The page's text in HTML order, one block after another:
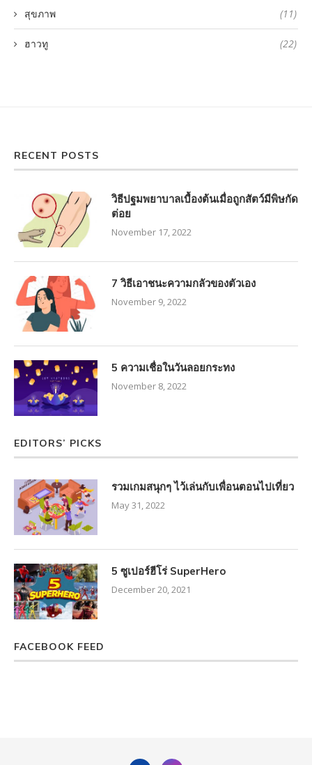
สุขภาพ (11)
ฮาวทู (22)
RECENT POSTS
วิธีปฐมพยาบาลเบื้องต้นเมื่อถูกสัตว์มีพิษกัด
ต่อย
November 17, 2022
7 วิธีเอาชนะความกลัวของตัวเอง
November 9, 2022
5 ความเชื่อในวันลอยกระทง
November 8, 2022
EDITORS’ PICKS
รวมเกมสนุกๆ ไว้เล่นกับเพื่อนตอนไปเที่ยว
May 31, 2022
5 ซูเปอร์ฮีโร่ SuperHero
December 20, 2021
FACEBOOK FEED